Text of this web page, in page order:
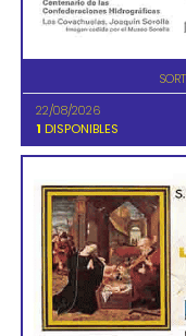
22/08/2026
1 DISPONIBLES